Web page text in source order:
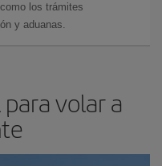
los trámites
y aduanas.
volar a